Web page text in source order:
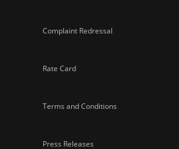
Complaint Redressal
Rate Card
Terms and Conditions
Press Releases